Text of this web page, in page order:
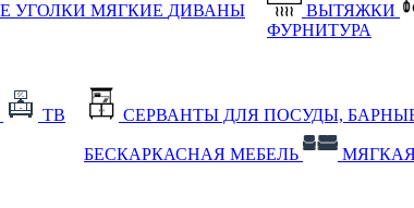
УГОЛКИ МЯГКИЕ ДИВАНЫ
ВЫТЯЖКИ
ФУРНИТУРА
ТВ СЕРВАНТЫ ДЛЯ ПОСУДЫ,
БЕСКАРКАСНАЯ МЕБЕЛЬ